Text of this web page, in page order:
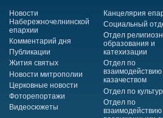
Новости
Набережночелнинской
епархии
Комментарий дня
Публикации
Жития святых
Новости митрополии
Церковные новости
Фоторепортажи
Видеосюжеты
Канцелярия
Социальный
Отдел
образования и
катехизации
Отдел по
взаимодействию
казачеством
Отдел по
Отдел по
взаимодействию